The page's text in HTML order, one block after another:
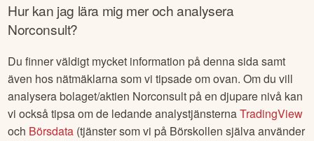
Hur kan jag lära mig mer och analysera
Norconsult?
Du finner väldigt mycket information på denna sida samt
även hos nätmäklarna som vi tipsade om ovan. Om du vill
analysera bolaget/aktien Norconsult på en djupare nivå kan
vi också tipsa om de ledande analystjänsternaTradingView
och Börsdata (tjänster som vi på Börskollen själva använder